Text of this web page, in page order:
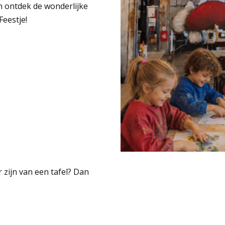
ontdek de wonderlijke
van een tafel? Dan